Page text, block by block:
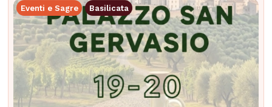
Eventi e Sagre Basilicata